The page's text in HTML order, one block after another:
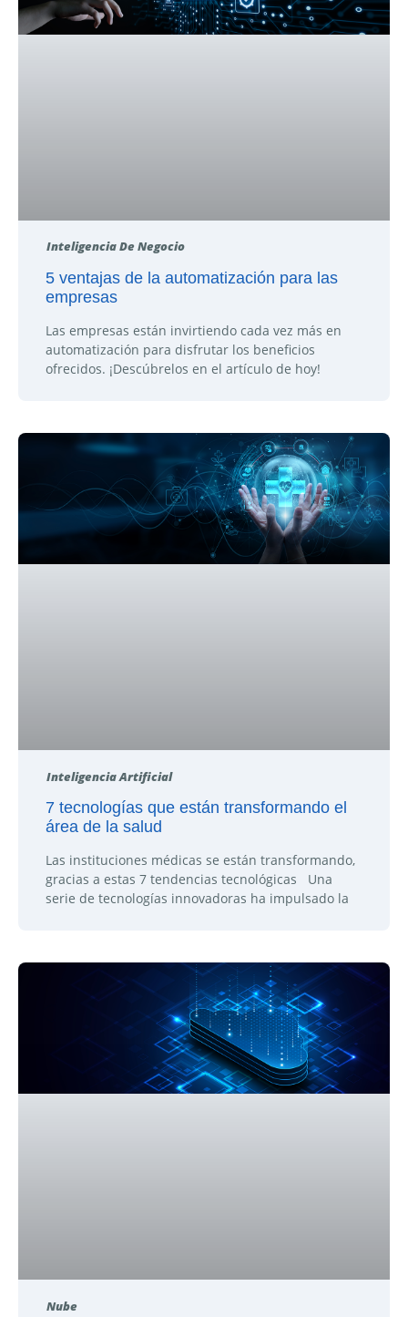
Inteligencia De Negocio
5 ventajas de la automatización para las
empresas
Las empresas están invirtiendo cada vez más en
automatización para disfrutar los beneficios
ofrecidos. ¡Descúbrelos en el artículo de hoy!
Inteligencia Artificial
7 tecnologías que están transformando el
área de la salud
Las instituciones médicas se están transformando,
gracias a estas 7 tendencias tecnológicas Una
serie de tecnologías innovadoras ha impulsado la
Nube